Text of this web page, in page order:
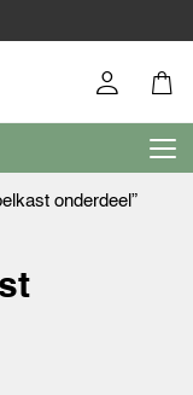
onderdeel”